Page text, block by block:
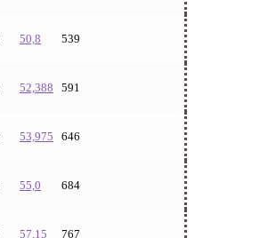
50,8 539
52,388 591
53,975 646
55,0 684
57,15 767